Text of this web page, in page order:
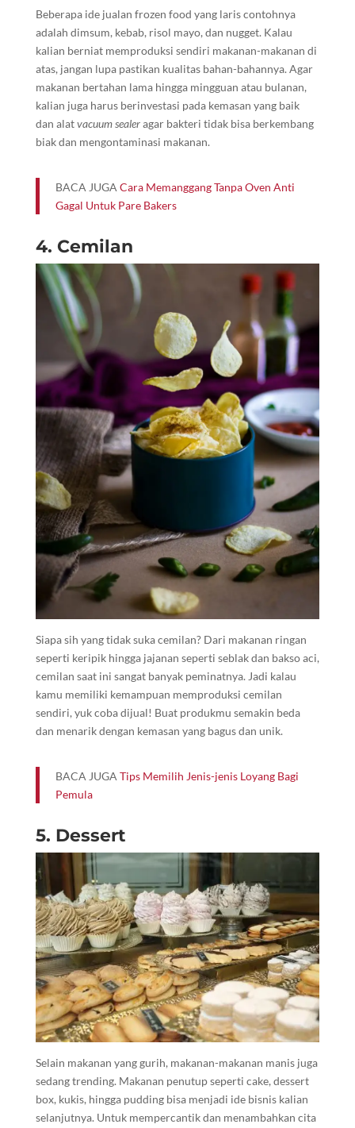
Beberapa ide jualan frozen food yang laris contohnya
adalah dimsum, kebab, risol mayo, dan nugget. Kalau
kalian berniat memproduksi sendiri makanan-makanan di
atas, jangan lupa pastikan kualitas bahan-bahannya. Agar
makanan bertahan lama hingga mingguan atau bulanan,
kalian juga harus berinvestasi pada kemasan yang baik
dan alatvacuum sealeragar bakteri tidak bisa berkembang
biak dan mengontaminasi makanan.
BACA JUGA Cara Memanggang Tanpa Oven Anti
Gagal Untuk Pare Bakers
4. Cemilan
Siapa sih yang tidak suka cemilan? Dari makanan ringan
seperti keripik hingga jajanan seperti seblak dan bakso aci,
cemilan saat ini sangat banyak peminatnya. Jadi kalau
kamu memiliki kemampuan memproduksi cemilan
sendiri, yuk coba dijual! Buat produkmu semakin beda
dan menarik dengan kemasan yang bagus dan unik.
BACA JUGA Tips Memilih Jenis-jenis Loyang Bagi
Pemula
5. Dessert
Selain makanan yang gurih, makanan-makanan manis juga
sedang trending. Makanan penutup seperti cake, dessert
box, kukis, hingga pudding bisa menjadi ide bisnis kalian
selanjutnya. Untuk mempercantik dan menambahkan cita